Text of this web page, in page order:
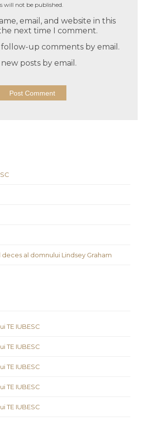
will not be published.
email, and website in this
next time I comment.
up comments by email.
posts by email.
al domnului Lindsey Graham
TE IUBESC
TE IUBESC
TE IUBESC
TE IUBESC
TE IUBESC